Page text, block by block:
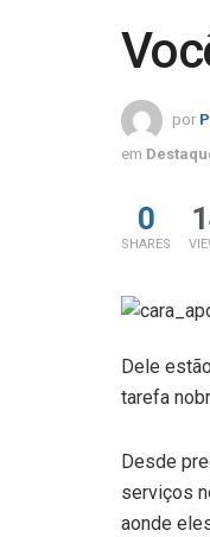
por
em
0
SHARES
Dele
tarefa
Desde
serviços
aonde